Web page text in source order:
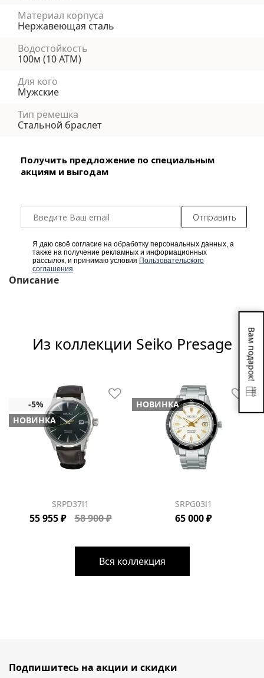
Материал корпуса
Нержавеющая сталь
Водостойкость
100м (10 АТМ)
Для кого
Мужские
Тип ремешка
Стальной браслет
Получить предложение по специальным
акциям и выгодам
Отправить
Я даю своё согласие на обработку персональных данных, а
также на получение рекламных и информационных
рассылок, и принимаю условия Пользовательского
соглашения
Описание
Из коллекции Seiko Presage
НОВИНКА
SRPD37J1
55 955 ₽ 58 900 ₽
НОВИНКА
SRPG03J1
65 000 ₽
Вся коллекция
Подпишитесь на акции и скидки
Вам подарок!